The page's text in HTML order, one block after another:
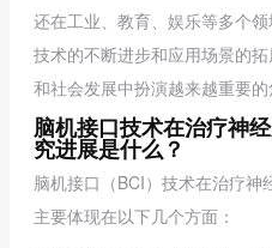
还在工业、教育、娱乐等多个
技术的不断进步和应用场景的
和社会发展中扮演越来越重要的
脑机接口技术在治疗神
究进展是什么？
脑机接口（BCI）技术在治疗神
主要体现在以下几个方面：